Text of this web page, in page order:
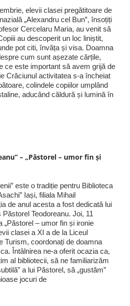
elevii clasei pregătitoare de
„Alexandru cel Bun”, însoțiți
Cercelaru Maria, au venit să
au descoperit un loc liniștit,
pot citi, învăța și visa. Doamna
cum sunt așezate cărțile,
ce este important să avem grijă de
Crăciunul activitatea s-a încheiat
colindele copiilor umplând
aducând căldură și lumină în
– „Păstorel – umor fin și
este o tradiție pentru Biblioteca
Iași, filiala Mihail
de anul acesta a fost dedicată lui
Teodoreanu. Joi, 11
„Păstorel – umor fin și ironie
clasei a XI a de la Liceul
Turism, coordonați de doamna
Întâlnirea ne-a oferit ocazia ca,
al bibliotecii, să ne familiarizăm
a lui Păstorel, să „gustăm”
jocuri de